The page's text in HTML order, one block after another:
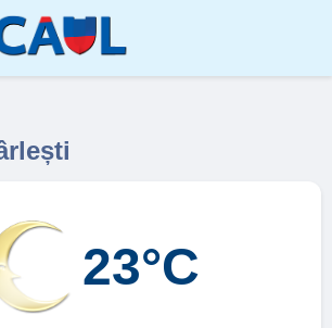
23°C